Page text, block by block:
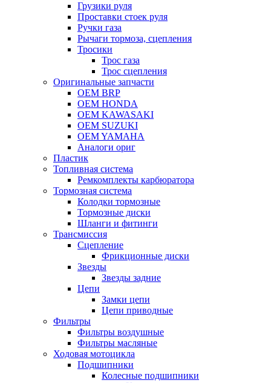
Грузики руля
Проставки стоек руля
Ручки газа
Рычаги тормоза, сцепления
Тросики
Трос газа
Трос сцепления
Оригинальные запчасти
OEM BRP
OEM HONDA
OEM KAWASAKI
OEM SUZUKI
OEM YAMAHA
Аналоги ориг
Пластик
Топливная система
Ремкомплекты карбюратора
Тормозная система
Колодки тормозные
Тормозные диски
Шланги и фитинги
Трансмиссия
Cцепление
Фрикционные диски
Звезды
Звезды задние
Цепи
Замки цепи
Цепи приводные
Фильтры
Фильтры воздушные
Фильтры масляные
Ходовая мотоцикла
Подшипники
Колесные подшипники